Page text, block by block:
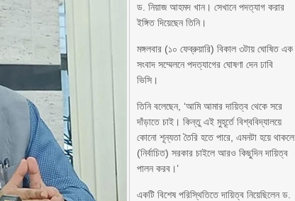
ড. নিয়াজ আহমদ খান। সেখানে পদত্যাগ করার
ইঙ্গিত দিয়েছেন তিনি।
মঙ্গলবার (১০ ফেব্রুয়ারি) বিকাল ৩টায় ঘোষিত এক
সংবাদ সম্মেলনে পদত্যাগের ঘোষণা দেন ঢাবি
ভিসি।
তিনি বলেছেন, ‘আমি আমার দায়িত্ব থেকে সরে
দাঁড়াতে চাই। কিন্তু এই মুহূর্তে বিশ্ববিদ্যালয়ে
কোনো শূন্যতা তৈরি হতে পারে, এমনটা হয়ে থাকলে
(নির্বাচিত) সরকার চাইলে আরও কিছুদিন দায়িত্ব
পালন করব।’
একটি বিশেষ পরিস্থিতিতে দায়িত্ব নিয়েছিলেন ড.